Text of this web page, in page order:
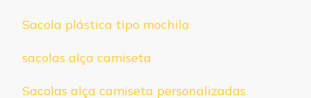
Sacola plástica tipo mochila
sacolas alça camiseta
Sacolas alça camiseta personalizadas